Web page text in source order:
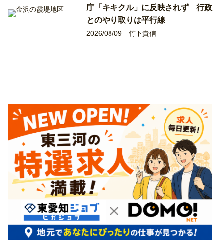
庁「キキクル」に反映されず 行政
とのやり取りは平行線
2026/08/09 竹下貴信